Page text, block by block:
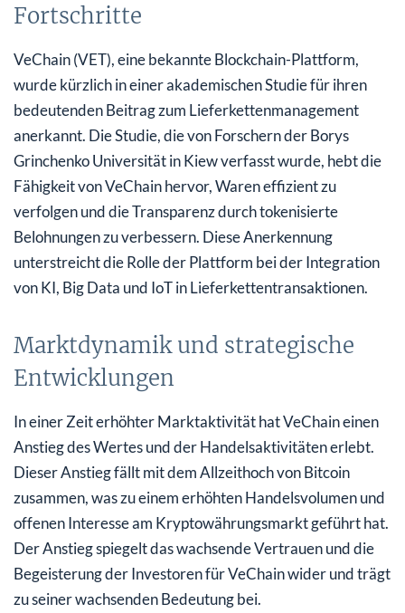
Fortschritte
VeChain (VET), eine bekannte Blockchain-Plattform,
wurde kürzlich in einer akademischen Studie für ihren
bedeutenden Beitrag zum Lieferkettenmanagement
anerkannt. Die Studie, die von Forschern der Borys
Grinchenko Universität in Kiew verfasst wurde, hebt die
Fähigkeit von VeChain hervor, Waren effizient zu
verfolgen und die Transparenz durch tokenisierte
Belohnungen zu verbessern. Diese Anerkennung
unterstreicht die Rolle der Plattform bei der Integration
von KI, Big Data und IoT in Lieferkettentransaktionen.
Marktdynamik und strategische
Entwicklungen
In einer Zeit erhöhter Marktaktivität hat VeChain einen
Anstieg des Wertes und der Handelsaktivitäten erlebt.
Dieser Anstieg fällt mit dem Allzeithoch von Bitcoin
zusammen, was zu einem erhöhten Handelsvolumen und
offenen Interesse am Kryptowährungsmarkt geführt hat.
Der Anstieg spiegelt das wachsende Vertrauen und die
Begeisterung der Investoren für VeChain wider und trägt
zu seiner wachsenden Bedeutung bei.